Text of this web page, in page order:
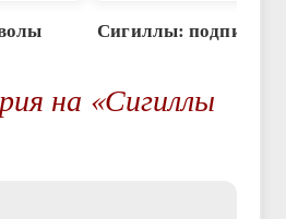
Сигиллы: подписи
на «Сигиллы